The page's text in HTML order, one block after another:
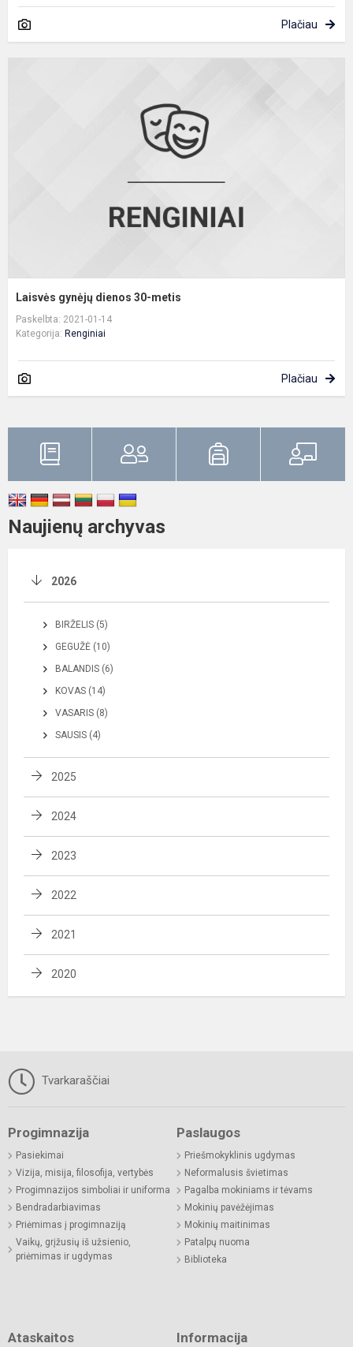
Plačiau
Laisvės gynėjų dienos 30-metis
Paskelbta: 2021-01-14
Kategorija: Renginiai
Plačiau
Naujienų archyvas
2026
BIRŽELIS (5)
GEGUŽĖ (10)
BALANDIS (6)
KOVAS (14)
VASARIS (8)
SAUSIS (4)
2025
2024
2023
2022
2021
2020
Tvarkaraščiai
Progimnazija
Pasiekimai
Vizija, misija, filosofija, vertybės
Progimnazijos simboliai ir uniforma
Bendradarbiavimas
Priėmimas į progimnaziją
Vaikų, grįžusių iš užsienio,
priėmimas ir ugdymas
Paslaugos
Priešmokyklinis ugdymas
Neformalusis švietimas
Pagalba mokiniams ir tėvams
Mokinių pavėžėjimas
Mokinių maitinimas
Patalpų nuoma
Biblioteka
Ataskaitos Informacija